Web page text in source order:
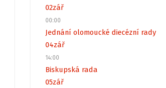
02zář
00:00
Jednání olomoucké diecézní rady
04zář
14:00
Biskupská rada
05zář